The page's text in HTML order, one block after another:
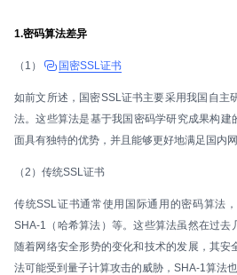
1.密码算法差异
（1） 国密SSL证书
如前文所述，国密SSL证书主要采用我国自主
法。这些算法是基于我国密码学研究成果构建
面具有独特的优势，并且能够更好地满足国内
（2）传统SSL证书
传统SSL证书通常使用国际通用的密码算法
SHA-1（哈希算法）等。这些算法虽然在过去
随着网络安全形势的变化和技术的发展，其安
法可能受到量子计算攻击的威胁，SHA-1算法